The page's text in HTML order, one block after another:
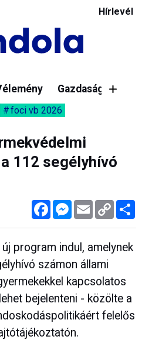
Hírlevél
Gazdaság
foci vb 2026
112 segélyhívó
FacebookMessenger
Email Copy
Link
program indul, amelynek
számon állami
kapcsolatos
bejelenteni - közölte a
felelős